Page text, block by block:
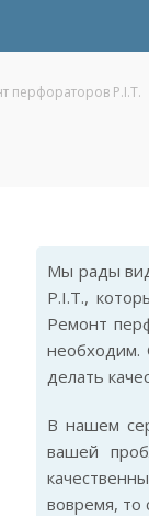
перфораторов P.I.T.
Мы рады
P.I.T.,
Ремонт
необходим.
делать
В нашем
вашей
вовремя,